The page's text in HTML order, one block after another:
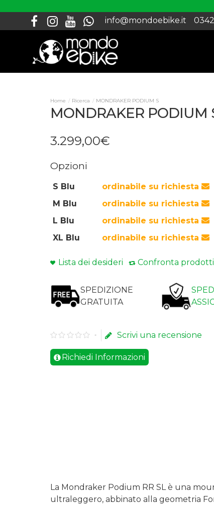
info@mondoebike.it
Ricerca MONDRAKER PODIUM S
MONDRAKER PODIUM
3.299,00€
Opzioni
S Blu
ordinabile su richiesta
M Blu
ordinabile su richiesta
L Blu
ordinabile su richiesta
XL Blu
ordinabile su richiesta
Lista dei desideri Confronta prodotti
SPEDIZIONE
GRATUITA
- Scrivi una recensione
Richiedi Informazioni
La Mondraker Podium RR SLè una
ultraleggero, abbinato alla geometria